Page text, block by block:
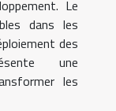
Le
dans les
des
une
les